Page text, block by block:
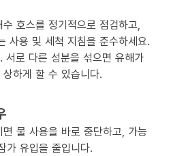
호스를 정기적으로 점검하고,
사용 및 세척 지침을 준수하세요.
서로 다른 성분을 섞으면 유해가
하게 할 수 있습니다.
물 사용을 바로 중단하고, 가능
가 유입을 줄입니다.